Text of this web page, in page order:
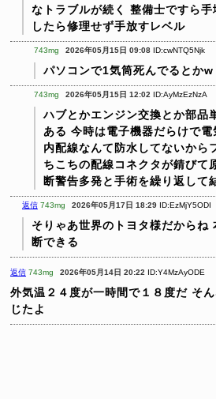
なトラブルが続く
整備士ですら
したら修理せず手放すレベル
743mg 2026年05月15日 09:08 ID:cwNTQ5Njk
パソコンで1気筒死んでるとかw
743mg 2026年05月15日 12:02 ID:AyMzEzNzA
ハブとかエンジン交換とか部品
ある 今時は電子機器だらけで電
内配線なんて防水してないから
ちこちの配線コネクタが錆びて
断警告多発と手術を繰り返して
返信 743mg 2026年05月17日 18:29 ID:EzMjY5ODI
そりゃあ世界のトヨタ様だからね
断できる
返信 743mg 2026年05月14日 20:22 ID:Y4MzAyODE
外気温２４度が一時間で１８度だ そ
じたよ